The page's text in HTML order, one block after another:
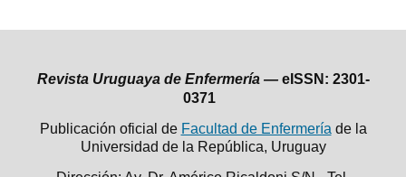
Revista Uruguaya de Enfermería — eISSN: 2301-
0371
Publicación oficial de Facultad de Enfermería de la
Universidad de la República, Uruguay